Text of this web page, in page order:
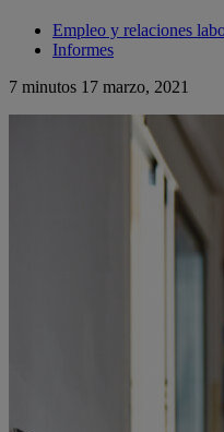
Empleo y relaciones
Informes
7 minutos 17 marzo, 2021